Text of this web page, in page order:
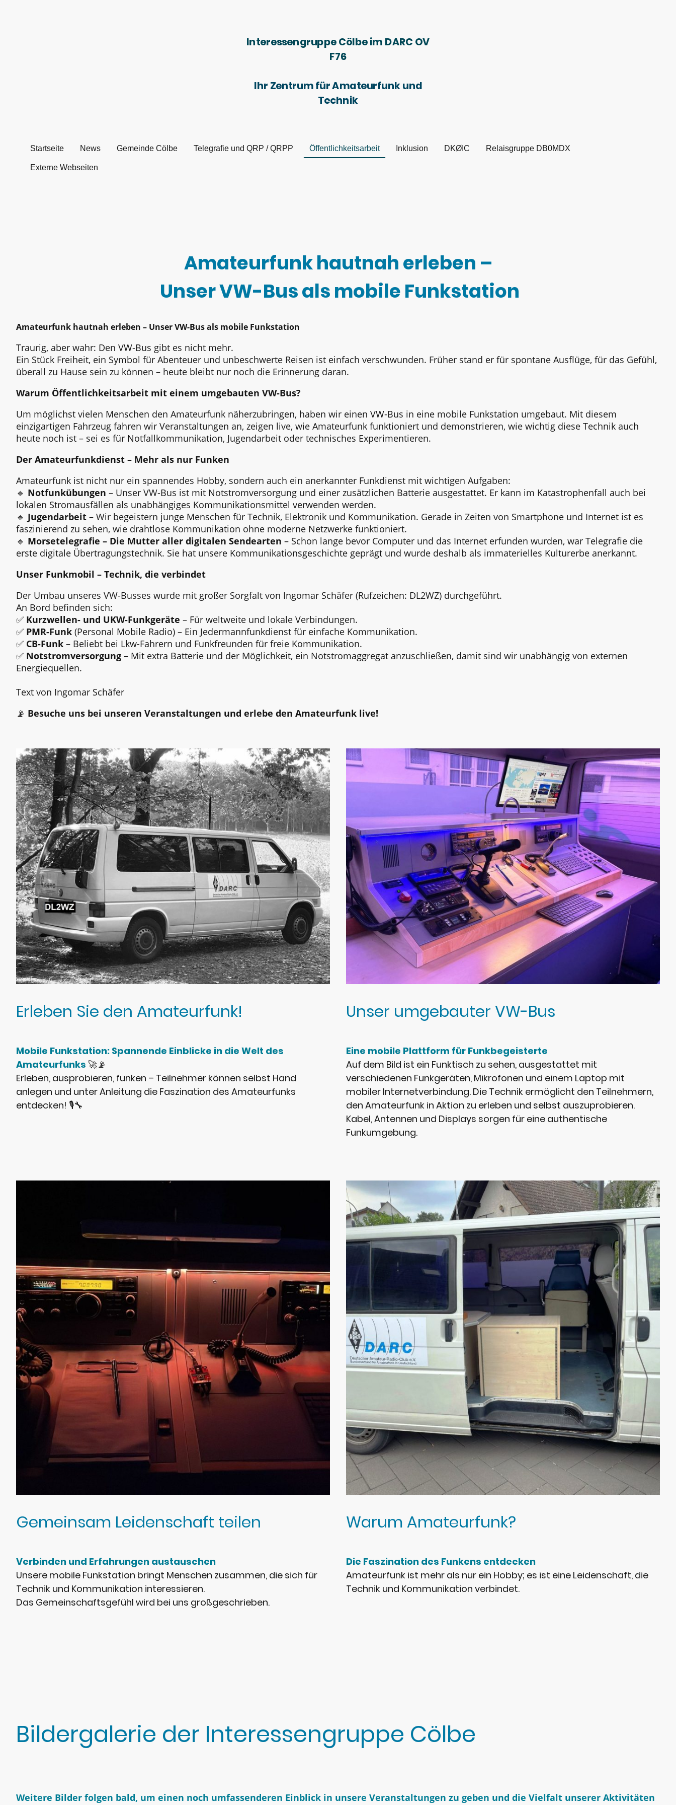
Interessengruppe Cölbe im DARC OV
F76
Ihr Zentrum für Amateurfunk und
Technik
Startseite News Gemeinde Cölbe Telegrafie und QRP / QRPP Öffentlichkeitsarbeit Inklusion DKØIC Relaisgruppe DB0MDX
Externe Webseiten
Amateurfunk hautnah erleben –
Unser VW-Bus als mobile Funkstation
Amateurfunk hautnah erleben – Unser VW-Bus als mobile Funkstation
Traurig, aber wahr: Den VW-Bus gibt es nicht mehr.
Ein Stück Freiheit, ein Symbol für Abenteuer und unbeschwerte Reisen ist einfach verschwunden. Früher stand er für spontane Ausflüge, für das Gefühl,
überall zu Hause sein zu können – heute bleibt nur noch die Erinnerung daran.
Warum Öffentlichkeitsarbeit mit einem umgebauten VW-Bus?
Um möglichst vielen Menschen den Amateurfunk näherzubringen, haben wir einen VW-Bus in eine mobile Funkstation umgebaut. Mit diesem
einzigartigen Fahrzeug fahren wir Veranstaltungen an, zeigen live, wie Amateurfunk funktioniert und demonstrieren, wie wichtig diese Technik auch
heute noch ist – sei es für Notfallkommunikation, Jugendarbeit oder technisches Experimentieren.
Der Amateurfunkdienst – Mehr als nur Funken
Amateurfunk ist nicht nur ein spannendes Hobby, sondern auch ein anerkannter Funkdienst mit wichtigen Aufgaben:
🔹 Notfunkübungen – Unser VW-Bus ist mit Notstromversorgung und einer zusätzlichen Batterie ausgestattet. Er kann im Katastrophenfall auch bei
lokalen Stromausfällen als unabhängiges Kommunikationsmittel verwenden werden.
🔹 Jugendarbeit – Wir begeistern junge Menschen für Technik, Elektronik und Kommunikation. Gerade in Zeiten von Smartphone und Internet ist es
faszinierend zu sehen, wie drahtlose Kommunikation ohne moderne Netzwerke funktioniert.
🔹 Morsetelegrafie – Die Mutter aller digitalen Sendearten – Schon lange bevor Computer und das Internet erfunden wurden, war Telegrafie die
erste digitale Übertragungstechnik. Sie hat unsere Kommunikationsgeschichte geprägt und wurde deshalb als immaterielles Kulturerbe anerkannt.
Unser Funkmobil – Technik, die verbindet
Der Umbau unseres VW-Busses wurde mit großer Sorgfalt von Ingomar Schäfer (Rufzeichen: DL2WZ) durchgeführt.
An Bord befinden sich:
✅ Kurzwellen- und UKW-Funkgeräte – Für weltweite und lokale Verbindungen.
✅ PMR-Funk (Personal Mobile Radio) – Ein Jedermannfunkdienst für einfache Kommunikation.
✅ CB-Funk – Beliebt bei Lkw-Fahrern und Funkfreunden für freie Kommunikation.
✅ Notstromversorgung – Mit extra Batterie und der Möglichkeit, ein Notstromaggregat anzuschließen, damit sind wir unabhängig von externen
Energiequellen.
Text von Ingomar Schäfer
📡 Besuche uns bei unseren Veranstaltungen und erlebe den Amateurfunk live!
Erleben Sie den Amateurfunk!
Mobile Funkstation: Spannende Einblicke in die Welt des
Amateurfunks 🚀📡
Erleben, ausprobieren, funken – Teilnehmer können selbst Hand
anlegen und unter Anleitung die Faszination des Amateurfunks
entdecken! 🎙️🔧
Unser umgebauter VW-Bus
Eine mobile Plattform für Funkbegeisterte
Auf dem Bild ist ein Funktisch zu sehen, ausgestattet mit
verschiedenen Funkgeräten, Mikrofonen und einem Laptop mit
mobiler Internetverbindung. Die Technik ermöglicht den Teilnehmern,
den Amateurfunk in Aktion zu erleben und selbst auszuprobieren.
Kabel, Antennen und Displays sorgen für eine authentische
Funkumgebung.
Gemeinsam Leidenschaft teilen
Verbinden und Erfahrungen austauschen
Unsere mobile Funkstation bringt Menschen zusammen, die sich für
Technik und Kommunikation interessieren.
Das Gemeinschaftsgefühl wird bei uns großgeschrieben.
Warum Amateurfunk?
Die Faszination des Funkens entdecken
Amateurfunk ist mehr als nur ein Hobby; es ist eine Leidenschaft, die
Technik und Kommunikation verbindet.
Bildergalerie der Interessengruppe Cölbe
Weitere Bilder folgen bald, um einen noch umfassenderen Einblick in unsere Veranstaltungen zu geben und die Vielfalt unserer Aktivitäten